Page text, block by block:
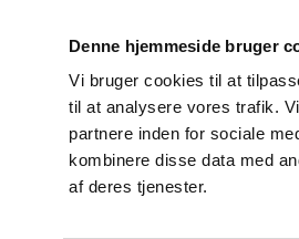
Denne hjemmeside bruger
Vi bruger cookies til at
til at analysere vores trafik.
partnere inden for sociale
kombinere disse data med
af deres tjenester.
Godkendelse og
Bivirkninger og